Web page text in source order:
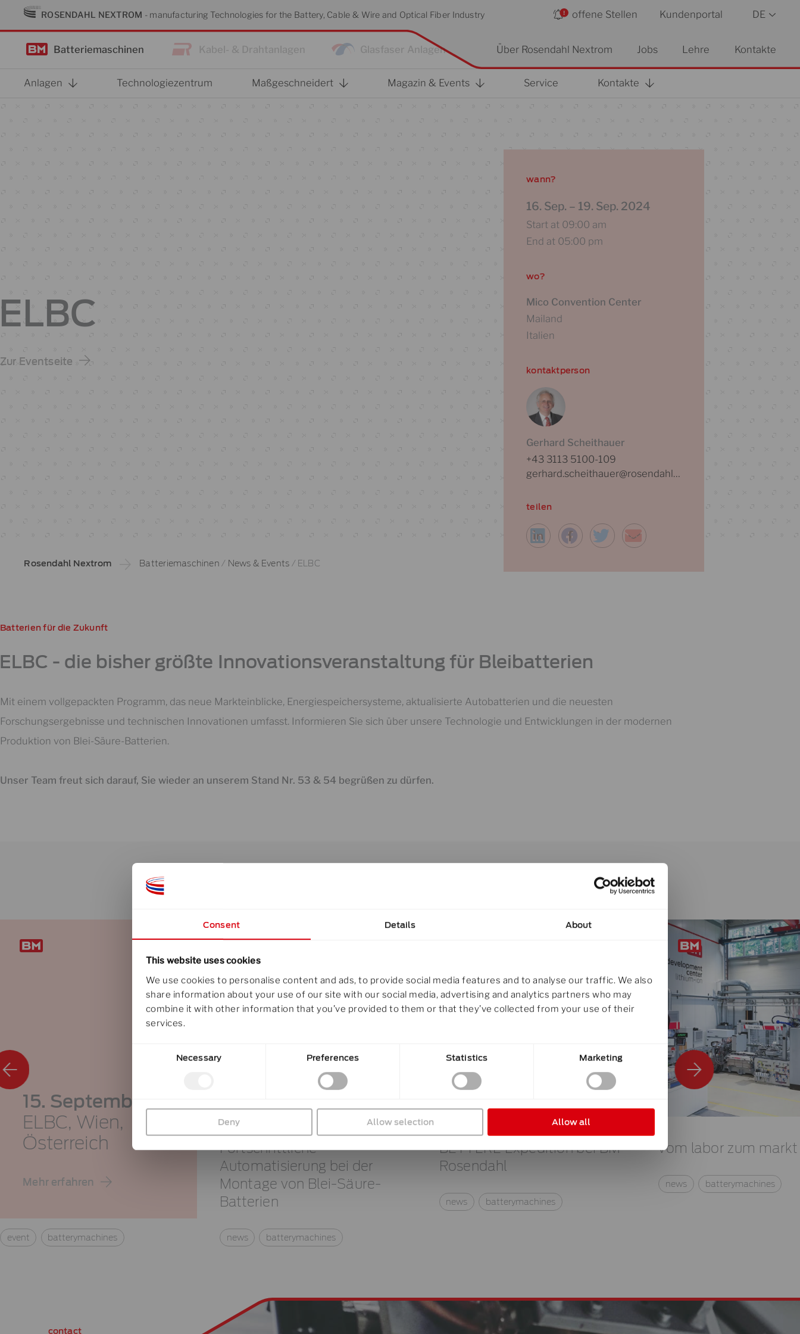
Consent Details About
This website uses cookies
We use cookies to personalise content and ads, to provide social media features and to analyse our traffic. We also
share information about your use of our site with our social media, advertising and analytics partners who may
combine it with other information that you’ve provided to them or that they’ve collected from your use of their
services.
Necessary Preferences Statistics Marketing
Deny Allow selection Allow all
Inhalt
springen
ROSENDAHL NEXTROM - manufacturing Technologies for the Battery, Cable & Wire and Optical Fiber Industry offene Stellen Kundenportal DE
Batteriemaschinen Kabel- & Drahtanlagen Glasfaser Anlagen Über Rosendahl Nextrom Jobs Lehre Kontakte
Anlagen Technologiezentrum Maßgeschneidert Magazin & Events Service Kontakte
Zur Eventseite
wann?
16. Sep. – 19. Sep. 2024
Start at 09:00 am
End at 05:00 pm
wo?
Mico Convention Center
Mailand
Italien
kontaktperson
Gerhard Scheithauer
+43 3113 5100-109
gerhard.scheithauer@rosendahlnextrom.com
teilen
Rosendahl Nextrom Batteriemaschinen / News & Events / ELBC
Batterien für die Zukunft
- die bisher größte Innovationsveranstaltung für Bleibatterien
Mit einem vollgepackten Programm, das neue Markteinblicke, Energiespeichersysteme, aktualisierte Autobatterien und die neuesten
Forschungsergebnisse und technischen Innovationen umfasst. Informieren Sie sich über unsere Technologie und Entwicklungen in der modernen
Produktion von Blei-Säure-Batterien.
Unser Team freut sich darauf, Sie wieder an unserem Stand Nr. 53 & 54 begrüßen zu dürfen.
15. September
ELBC, Wien,
Österreich
Mehr erfahren
event batterymachines
Fortschrittliche
Automatisierung bei der
Montage von Blei-Säure-
Batterien
news batterymachines
BETTERE Expedition bei BM-
Rosendahl
news batterymachines
vom labor zum markt
news batterymachines
contact